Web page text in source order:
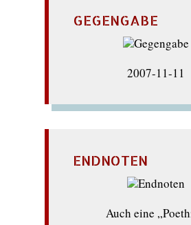
GEGENGABE
2007-11-11
ENDNOTEN
Auch eine